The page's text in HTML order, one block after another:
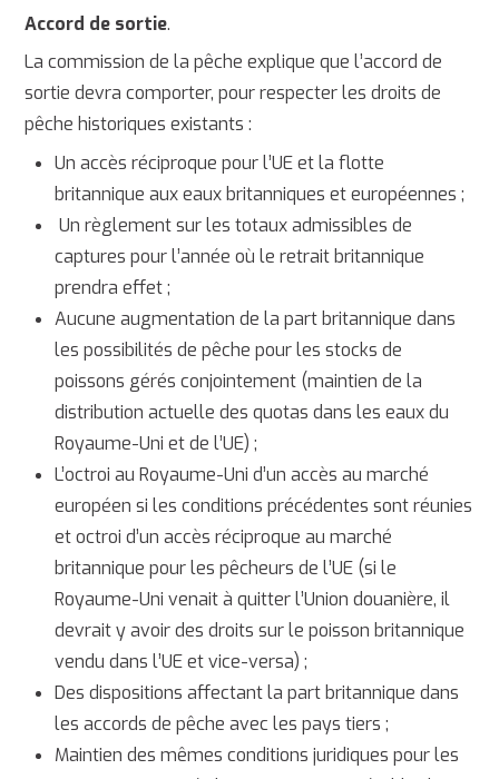
Accord de sortie.
La commission de la pêche explique que l’accord de
sortie devra comporter, pour respecter les droits de
pêche historiques existants :
Un accès réciproque pour l’UE et la flotte
britannique aux eaux britanniques et européennes ;
Un règlement sur les totaux admissibles de
captures pour l’année où le retrait britannique
prendra effet ;
Aucune augmentation de la part britannique dans
les possibilités de pêche pour les stocks de
poissons gérés conjointement (maintien de la
distribution actuelle des quotas dans les eaux du
Royaume-Uni et de l’UE) ;
L’octroi au Royaume-Uni d’un accès au marché
européen si les conditions précédentes sont réunies
et octroi d’un accès réciproque au marché
britannique pour les pêcheurs de l’UE (si le
Royaume-Uni venait à quitter l’Union douanière, il
devrait y avoir des droits sur le poisson britannique
vendu dans l’UE et vice-versa) ;
Des dispositions affectant la part britannique dans
les accords de pêche avec les pays tiers ;
Maintien des mêmes conditions juridiques pour les